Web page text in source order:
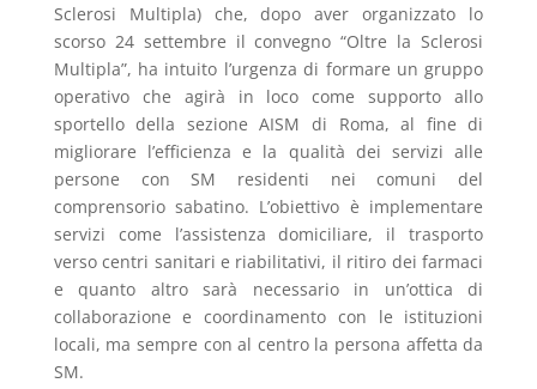
Sclerosi Multipla) che, dopo aver organizzato lo
scorso 24 settembre il convegno “Oltre la Sclerosi
Multipla”, ha intuito l’urgenza di formare un gruppo
operativo che agirà in loco come supporto allo
sportello della sezione AISM di Roma, al fine di
migliorare l’efficienza e la qualità dei servizi alle
persone con SM residenti nei comuni del
comprensorio sabatino. L’obiettivo è implementare
servizi come l’assistenza domiciliare, il trasporto
verso centri sanitari e riabilitativi, il ritiro dei farmaci
e quanto altro sarà necessario in un’ottica di
collaborazione e coordinamento con le istituzioni
locali, ma sempre con al centro la persona affetta da
SM.